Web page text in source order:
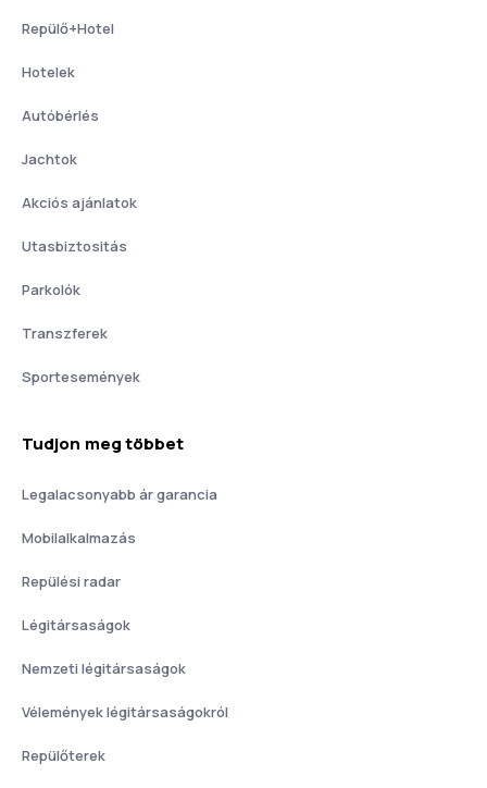
Repülő+Hotel
Hotelek
Autóbérlés
Jachtok
Akciós ajánlatok
Utasbiztositás
Parkolók
Transzferek
Sportesemények
Tudjon meg többet
Legalacsonyabb ár garancia
Mobilalkalmazás
Repülési radar
Légitársaságok
Nemzeti légitársaságok
Vélemények légitársaságokról
Repülőterek